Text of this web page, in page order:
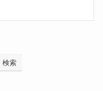
検索